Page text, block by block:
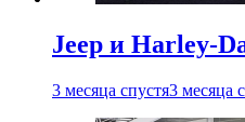
Jeep и Harley-
3 месяца спустя3 месяца